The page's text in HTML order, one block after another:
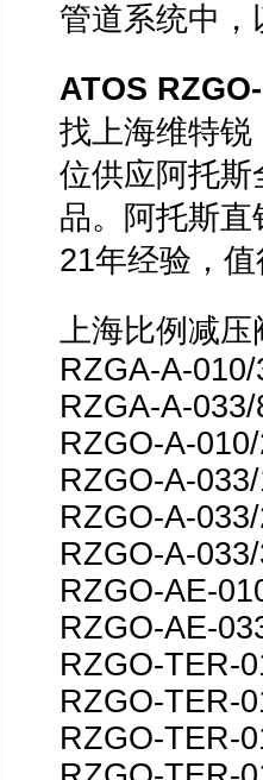
管道系统中
ATOS
找上海维特
位供应阿托
品。阿托斯
21年经验，
上海比例减压
RZGA-A-
RZGA-A-
RZGO-A-
RZGO-A-
RZGO-A-
RZGO-A-
RZGO-AE-
RZGO-AE-
RZGO-TER-
RZGO-TER-
RZGO-TER-